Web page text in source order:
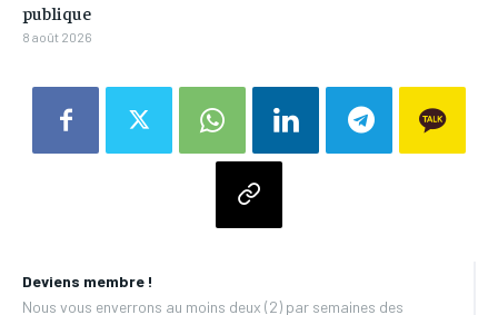
Deviens membre !
Nous vous enverrons au moins deux (2) par semaines des
publique
8 août 2026